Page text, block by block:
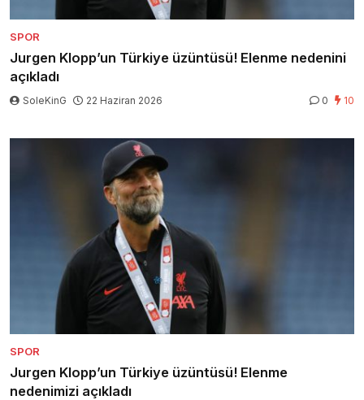
SPOR
Jurgen Klopp’un Türkiye üzüntüsü! Elenme nedenini
açıkladı
SoleKinG 22 Haziran 2026 0 10
SPOR
Jurgen Klopp’un Türkiye üzüntüsü! Elenme
nedenimizi açıkladı